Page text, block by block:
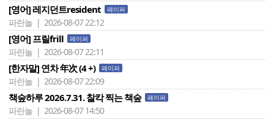
[영어] 레지던트resident 페이퍼
파란놀 | 2026-08-07 22:12
[영어] 프릴frill 페이퍼
파란놀 | 2026-08-07 22:11
[한자말] 연차 年次 (4 +) 페이퍼
파란놀 | 2026-08-07 22:09
책숲하루 2026.7.31. 찰칵 찍는 책숲 페이퍼
파란놀 | 2026-08-07 14:50